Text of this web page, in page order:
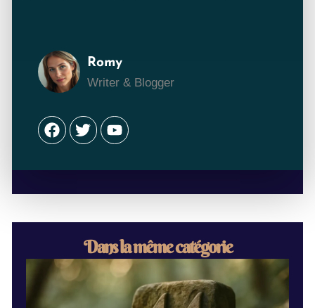
Romy
Writer & Blogger
Facebook
TwitterYoutube
Dans la même catégorie